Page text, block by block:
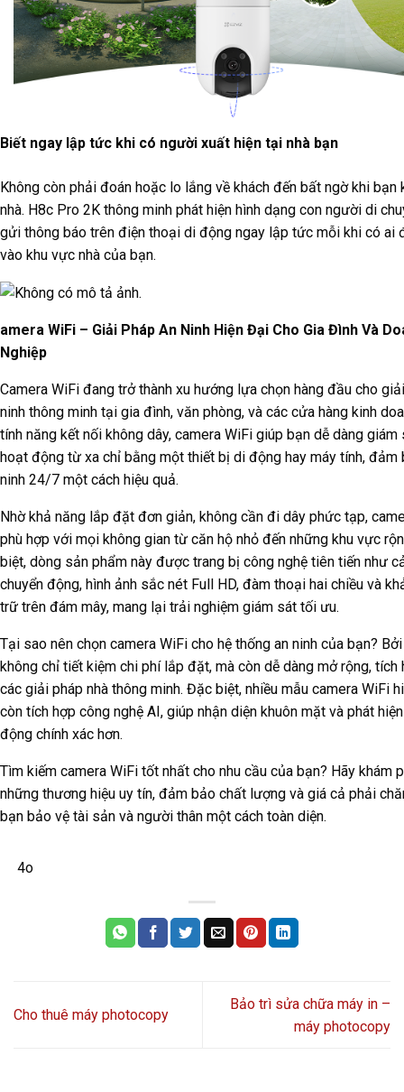
Biết ngay lập tức khi có người xuất hiện tại nhà bạn
Không còn phải đoán hoặc lo lắng về khách đến bất ngờ khi bạn
nhà. H8c Pro 2K thông minh phát hiện hình dạng con người di
gửi thông báo trên điện thoại di động ngay lập tức mỗi khi có ai
vào khu vực nhà của bạn.
amera WiFi – Giải Pháp An Ninh Hiện Đại Cho Gia Đình Và
Nghiệp
Camera WiFi đang trở thành xu hướng lựa chọn hàng đầu cho
ninh thông minh tại gia đình, văn phòng, và các cửa hàng kinh
tính năng kết nối không dây, camera WiFi giúp bạn dễ dàng giám
hoạt động từ xa chỉ bằng một thiết bị di động hay máy tính, đảm
ninh 24/7 một cách hiệu quả.
Nhờ khả năng lắp đặt đơn giản, không cần đi dây phức tạp,
phù hợp với mọi không gian từ căn hộ nhỏ đến những khu vực
biệt, dòng sản phẩm này được trang bị công nghệ tiên tiến như
chuyển động, hình ảnh sắc nét Full HD, đàm thoại hai chiều và
trữ trên đám mây, mang lại trải nghiệm giám sát tối ưu.
Tại sao nên chọn camera WiFi cho hệ thống an ninh của bạn?
không chỉ tiết kiệm chi phí lắp đặt, mà còn dễ dàng mở rộng, tích
các giải pháp nhà thông minh. Đặc biệt, nhiều mẫu camera WiFi
còn tích hợp công nghệ AI, giúp nhận diện khuôn mặt và phát
động chính xác hơn.
Tìm kiếm camera WiFi tốt nhất cho nhu cầu của bạn? Hãy khám
những thương hiệu uy tín, đảm bảo chất lượng và giá cả phải
bạn bảo vệ tài sản và người thân một cách toàn diện.
4o
Cho thuê máy photocopy
Bảo trì sửa chữa máy in –
máy photocopy